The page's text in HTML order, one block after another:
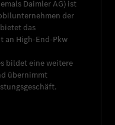
Daimler AG) ist
der
bietet das
an High-End-Pkw
bildet eine weitere
übernimmt